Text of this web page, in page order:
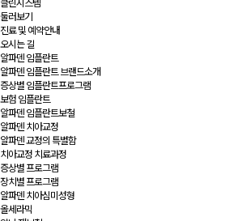
둘러보기
진료 및 예약안내
오시는 길
알파덴 임플란트
알파덴 임플란트 브랜드소개
증상별 임플란트프로그램
보험 임플란트
알파덴 임플란트보철
알파덴 치아교정
알파덴 교정의 특별함
치아교정 치료과정
증상별 프로그램
장치별 프로그램
알파덴 치아심미성형
올세라믹